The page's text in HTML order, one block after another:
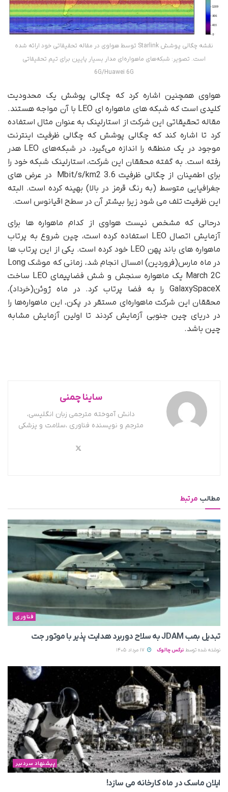
نقشه چگالی پوشش Starlink توسط هواوی در مقاله تحقیقاتی خود ارائه شده
است. تصویر: شبکه‌های ماهواره‌ای مدار بسیار پایین برای تیم تحقیقاتی
6G/Huawei 6G
هواوی همچنین اشاره کرد که چگالی پوشش یک محدودیت
کلیدی است که شبکه های ماهواره ای LEO با آن مواجه هستند.
مقاله تحقیقاتی این شرکت از استارلینک به عنوان مثال استفاده
کرد تا اشاره کند که چگالی پوشش که چگالی ظرفیت اینترنت
موجود در یک منطقه را اندازه می‌گیرد، در شبکه‌های LEO هدر
رفته است. به گفته محققان این شرکت، استارلینک شبکه خود را
برای اطمینان از چگالی ظرفیت 3.6 Mbit/s/km2 در عرض های
جغرافیایی متوسط (به رنگ قرمز در بالا) بهینه کرده است. البته
این ظرفیت تلف می شود زیرا بیشتر آن در سطح اقیانوس است.
درحالی که مشخص نیست هواوی از کدام ماهواره ها برای
آزمایش اتصال LEO استفاده کرده است، چین شروع به پرتاب
ماهواره های باند پهن LEO خود کرده است. یکی از این پرتاب ها
در ماه مارس(فروردین) امسال انجام شد، زمانی که موشک Long
March 2C یک ماهواره سنجش و شش فضاپیمای LEO ساخت
GalaxySpaceX را به فضا پرتاب کرد. در ماه ژوئن(خرداد)،
محققان این شرکت ماهواره‌ای مستقر در پکن، این ماهواره‌ها را
در دریای چین جنوبی آزمایش کردند تا اولین آزمایش مشابه
چین باشد.
ساینا چمنی
دانش آموخته مترجمی زبان انگلیسی،
مترجم و نویسنده فناوری ،سلامت و پزشکی
مطالب مرتبط
فناوری
تبدیل بمب JDAM به سلاح دوربرد هدایت پذیر با موتور جت
نوشته شده توسط نرگس چالوک
پیشنهاد سردبیر
ایلان ماسک در ماه کارخانه می سازد!